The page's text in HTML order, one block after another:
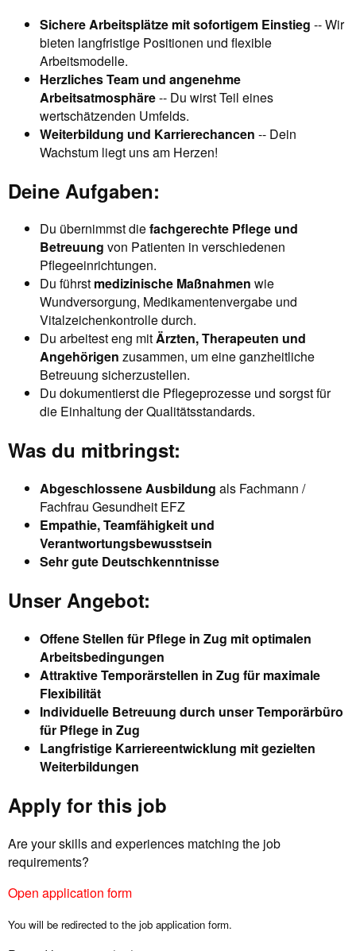
Sichere Arbeitsplätze mit sofortigem Einstieg -- Wir
bieten langfristige Positionen und flexible
Arbeitsmodelle.
Herzliches Team und angenehme
Arbeitsatmosphäre-- Du wirst Teil eines
wertschätzenden Umfelds.
Weiterbildung und Karrierechancen -- Dein
Wachstum liegt uns am Herzen!
Deine Aufgaben:
Du übernimmst diefachgerechte Pflege und
Betreuung von Patienten in verschiedenen
Pflegeeinrichtungen.
Du führst medizinische Maßnahmen wie
Wundversorgung, Medikamentenvergabe und
Vitalzeichenkontrolle durch.
Du arbeitest eng mitÄrzten, Therapeuten und
Angehörigen zusammen, um eine ganzheitliche
Betreuung sicherzustellen.
Du dokumentierst die Pflegeprozesse und sorgst für
die Einhaltung der Qualitätsstandards.
Was du mitbringst:
Abgeschlossene Ausbildung als Fachmann /
Fachfrau Gesundheit EFZ
Empathie, Teamfähigkeit und
Verantwortungsbewusstsein
Sehr gute Deutschkenntnisse
Unser Angebot:
Offene Stellen für Pflege in Zug mit optimalen
Arbeitsbedingungen
Attraktive Temporärstellen in Zug für maximale
Flexibilität
Individuelle Betreuung durch unser Temporärbüro
für Pflege in Zug
Langfristige Karriereentwicklung mit gezielten
Weiterbildungen
Apply for this job
Are your skills and experiences matching the job
requirements?
Open application form
You will be redirected to the job application form.